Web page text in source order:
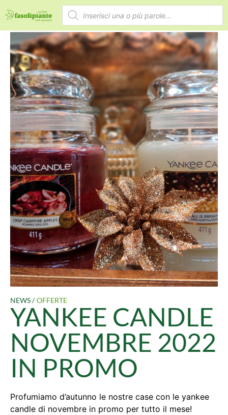
NEWS / OFFERTE
YANKEE CANDLE
NOVEMBRE 2022
IN PROMO
Profumiamo d’autunno le nostre case con le yankee
candle di novembre in promo per tutto il mese!